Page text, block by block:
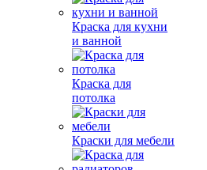
Краска для кухни
и ванной
Краска для
потолка
Краски для мебели